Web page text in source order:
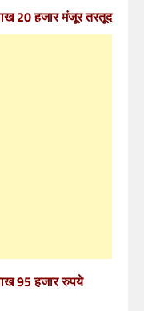
20 हजार मंजूर तरतूद
95 हजार रुपये